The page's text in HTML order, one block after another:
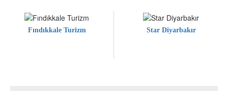
Fındıkkale Turizm Star Diyarbakır